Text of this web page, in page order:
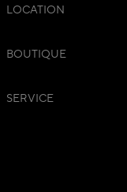
LOCATION
BOUTIQUE
SERVICE